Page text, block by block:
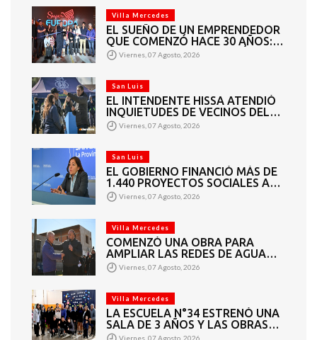
Villa Mercedes
EL SUEÑO DE UN EMPRENDEDOR
QUE COMENZÓ HACE 30 AÑOS:
SUPER EUROPA INAUGURÓ SU
CUARTA SUCURSAL EN VILLA
Viernes, 07 Agosto, 2026
San Luis
EL INTENDENTE HISSA ATENDIÓ
INQUIETUDES DE VECINOS DEL
BARRIO AMPPARE
Viernes, 07 Agosto, 2026
San Luis
EL GOBIERNO FINANCIÓ MÁS DE
1.440 PROYECTOS SOCIALES A
2.200 ENTIDADES DE TODA LA
PROVINCIA
Viernes, 07 Agosto, 2026
Villa Mercedes
COMENZÓ UNA OBRA PARA
AMPLIAR LAS REDES DE AGUA
POTABLE Y CLOACAS EN VILLA
MERCEDES
Viernes, 07 Agosto, 2026
Villa Mercedes
LA ESCUELA N°34 ESTRENÓ UNA
SALA DE 3 AÑOS Y LAS OBRAS
QUE PERMITEN COMPLETAR EL
Viernes, 07 Agosto, 2026